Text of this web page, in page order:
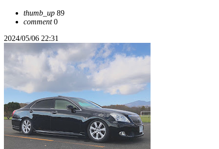
thumb_up 89
comment0
2024/05/06 22:31